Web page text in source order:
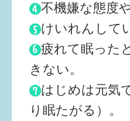
不機嫌な態度
けいれんして
疲れて眠った
きない。
はじめは元気
り眠たがる）。
子育てマップ
イベントレポート
なるほどコラム